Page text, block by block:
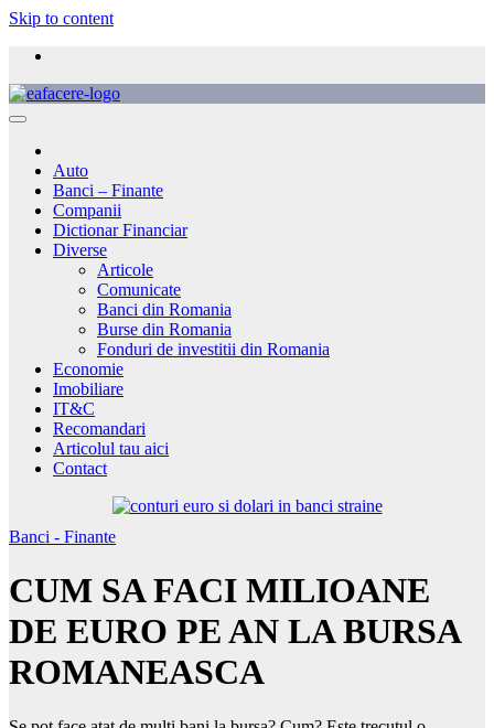
Skip to content
Auto
Banci – Finante
Companii
Dictionar Financiar
Diverse
Articole
Comunicate
Banci din Romania
Burse din Romania
Fonduri de investitii din Romania
Economie
Imobiliare
IT&C
Recomandari
Articolul tau aici
Contact
Banci - Finante
CUM SA FACI MILIOANE
DE EURO PE AN LA BURSA
ROMANEASCA